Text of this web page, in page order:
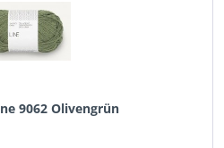
9062 Olivengrün